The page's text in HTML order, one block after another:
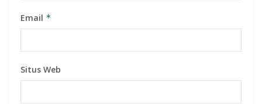
Email *
Situs Web